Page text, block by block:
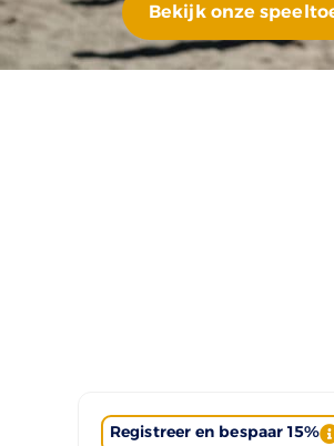
Bekijk onze
Registreer en bespaar 15%